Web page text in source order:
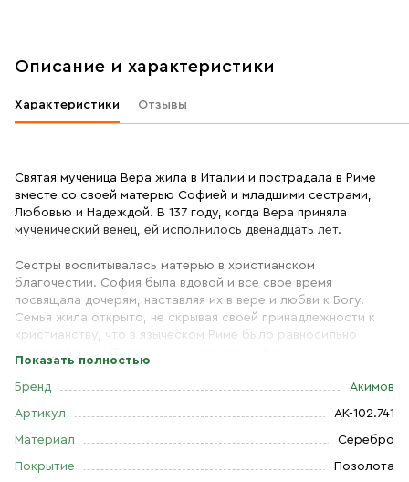
Описание и характеристики
Характеристики Отзывы
Святая мученица Вера жила в Италии и пострадала в Риме
вместе со своей матерью Софией и младшими сестрами,
Любовью и Надеждой. В 137 году, когда Вера приняла
мученический венец, ей исполнилось двенадцать лет.
Сестры воспитывалась матерью в христианском
благочестии. София была вдовой и все свое время
посвящала дочерям, наставляя их в вере и любви к Богу.
Семья жила открыто, не скрывая своей принадлежности к
христианству, что в языческом Риме было равносильно
Богатыми подарками, обещаниями безбедной и счастливой
с христианского пути и заставить поклониться богине
Артемиде. Но ничто не могло их соблазнить: они твердо
Адриан повелел подвергнуть дочерей Софии жестоким
Показать полностью
Бренд Акимов
Артикул АК-102.741
Материал Серебро
Покрытие Позолота